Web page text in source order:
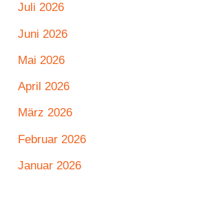
Juli 2026
Juni 2026
Mai 2026
April 2026
März 2026
Februar 2026
Januar 2026